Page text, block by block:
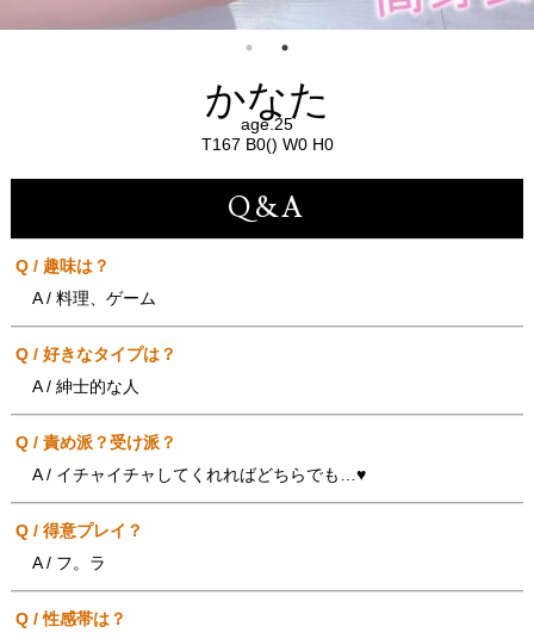
かなた
age.25
T167 B0() W0 H0
Q&A
Q / 趣味は？
A / 料理、ゲーム
Q / 好きなタイプは？
A / 紳士的な人
Q / 責め派？受け派？
A / イチャイチャしてくれればどちらでも…♥
Q / 得意プレイ？
A / フ。ラ
Q / 性感帯は？